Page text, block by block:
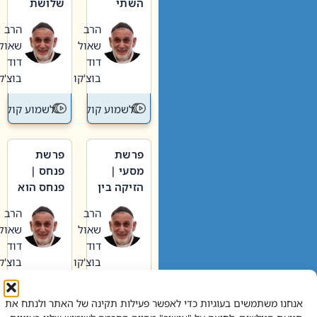
אנחנו משתמשים בעוגיות כדי לאפשר פעילות תקינה של האתר ולנתח את
וערב של
חיינו
הרב
שאול
דוד
בוצ'קו
לשמוע קול תורה – מדרש
האבות
הרב
שאול
דוד
בוצ'קו
לשמוע קול
פרשת
מסעי |
הזיקה בין
הגדול לעם הרב
שאול
דוד
בוצ'קו
לשמוע קול תורה – מדרש
פרשת
פנחס |
פנחס הוא
אליהו: בין
קנאות
הורסת
לקנאות
בונה
הרב
שאול
דוד
בוצ'קו
לשמוע קול